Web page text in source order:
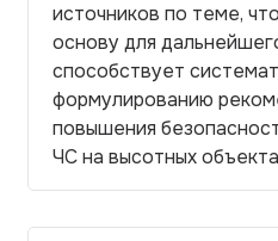
источников по теме,
основу для
способствует
формулированию
повышения
ЧС на высотных